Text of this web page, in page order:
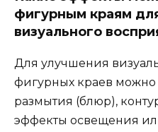
фигурным краям
визуального
Для улучшения
фигурных краев
размытия (блюр),
эффекты освещения